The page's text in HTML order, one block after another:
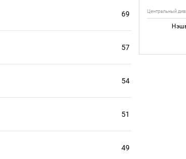
69
57
54
51
49
Центральный